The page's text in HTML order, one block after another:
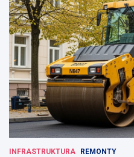
INFRASTRUKTURA REMONTY